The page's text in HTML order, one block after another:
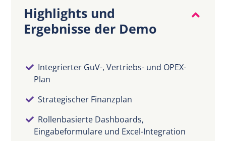
Highlights und
Ergebnisse der Demo
Integrierter GuV-, Vertriebs- und OPEX-
Plan
Strategischer Finanzplan
Rollenbasierte Dashboards,
Eingabeformulare und Excel-Integration